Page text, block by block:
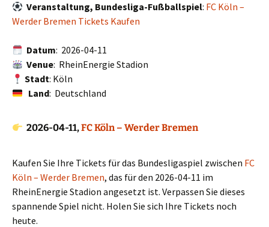
Veranstaltung, Bundesliga-Fußballspiel: FC Köln –
Werder Bremen Tickets Kaufen
Datum: 2026-04-11
Venue: RheinEnergie Stadion
Stadt: Köln
Land: Deutschland
2026-04-11,FC Köln – Werder Bremen
Kaufen Sie Ihre Tickets für das Bundesligaspiel zwischen FC
Köln – Werder Bremen, das für den 2026-04-11 im
RheinEnergie Stadion angesetzt ist. Verpassen Sie dieses
spannende Spiel nicht. Holen Sie sich Ihre Tickets noch
heute.